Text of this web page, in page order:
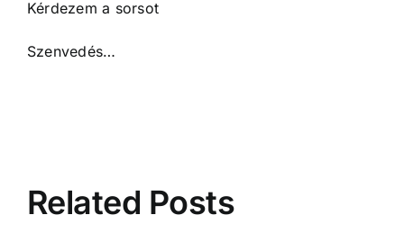
Kérdezem a sorsot
Szenvedés…
Related Posts